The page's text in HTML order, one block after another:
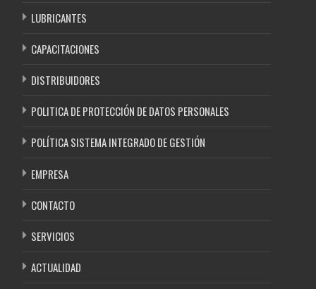
LUBRICANTES
CAPACITACIONES
DISTRIBUIDORES
POLITICA DE PROTECCIÓN DE DATOS PERSONALES
POLÍTICA SISTEMA INTEGRADO DE GESTIÓN
EMPRESA
CONTACTO
SERVICIOS
ACTUALIDAD